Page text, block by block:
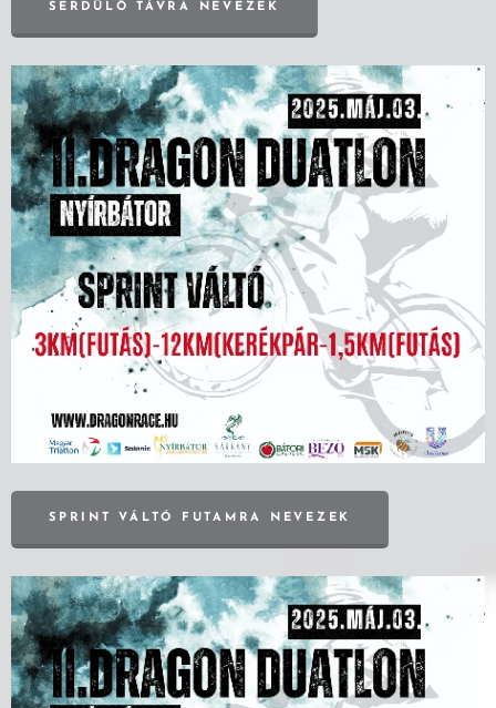
SERDÜLŐ TÁVRA NEVEZEK
SPRINT VÁLTÓ FUTAMRA NEVEZEK